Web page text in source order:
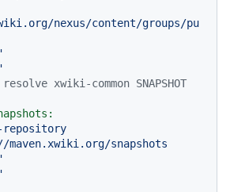
nexus/content/groups/pu
xwiki-common SNAPSHOT
repository
snapshots